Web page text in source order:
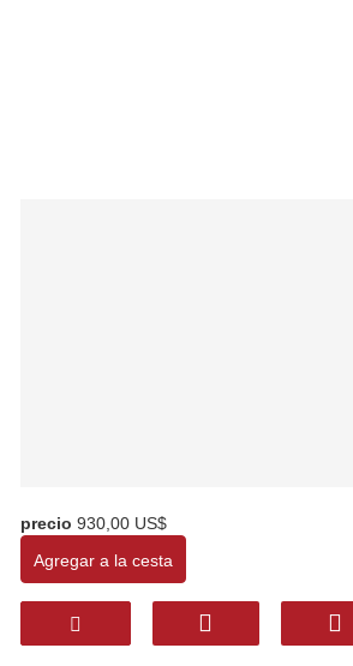
precio 930,00 US$
Agregar a la cesta